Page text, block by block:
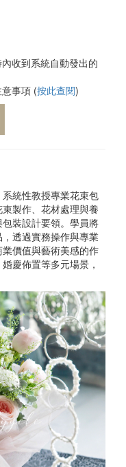
收到系統自動發出的
事項 (按此查閱)
統性教授專業花束包
製作、花材處理與養
裝設計要領。學員將
透過實務操作與專業
價值與藝術美感的作
慶佈置等多元場景，